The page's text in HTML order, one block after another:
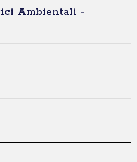
Ambientali -